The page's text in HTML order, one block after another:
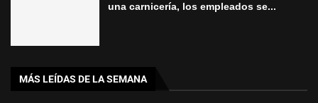
una carnicería, los empleados se...
MÁS LEÍDAS DE LA SEMANA